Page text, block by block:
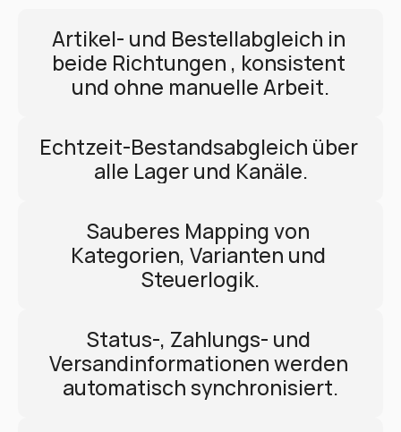
Artikel- und Bestellabgleich in
beide Richtungen , konsistent
und ohne manuelle Arbeit.
Echtzeit-Bestandsabgleich über
alle Lager und Kanäle.
Sauberes Mapping von
Kategorien, Varianten und
Steuerlogik.
Status-, Zahlungs- und
Versandinformationen werden
automatisch synchronisiert.